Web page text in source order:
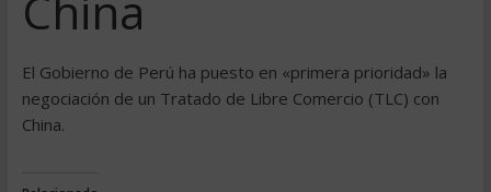
El Gobierno de Perú ha puesto en «primera prioridad» la
negociación de un Tratado de Libre Comercio (TLC) con
China.